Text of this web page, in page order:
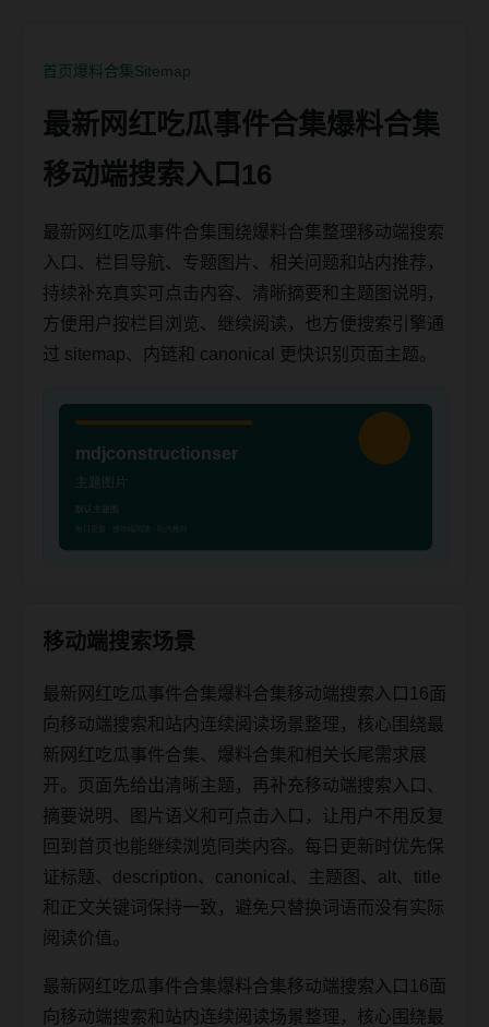
首页 爆料合集Sitemap
最新网红吃瓜事件合集爆料合集
移动端搜索入口16
最新网红吃瓜事件合集围绕爆料合集整理移动端搜索
入口、栏目导航、专题图片、相关问题和站内推荐，
持续补充真实可点击内容、清晰摘要和主题图说明，
方便用户按栏目浏览、继续阅读，也方便搜索引擎通
过 sitemap、内链和 canonical 更快识别页面主题。
移动端搜索场景
最新网红吃瓜事件合集爆料合集移动端搜索入口16面
向移动端搜索和站内连续阅读场景整理，核心围绕最
新网红吃瓜事件合集、爆料合集和相关长尾需求展
开。页面先给出清晰主题，再补充移动端搜索入口、
摘要说明、图片语义和可点击入口，让用户不用反复
回到首页也能继续浏览同类内容。每日更新时优先保
证标题、description、canonical、主题图、alt、title
和正文关键词保持一致，避免只替换词语而没有实际
阅读价值。
最新网红吃瓜事件合集爆料合集移动端搜索入口16面
向移动端搜索和站内连续阅读场景整理，核心围绕最